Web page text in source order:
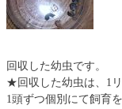
回収した幼虫です。
★回収した幼虫は、1
1頭ずつ個別にて飼育